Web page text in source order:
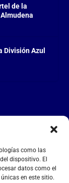
como las
dispositivo. El
datos como el
en este sitio.
de la
División Azul